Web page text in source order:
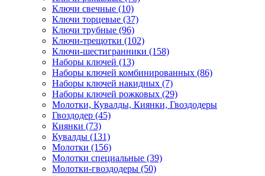
Ключи свечные (10)
Ключи торцевые (37)
Ключи трубные (96)
Ключи-трещотки (102)
Ключи-шестигранники (158)
Наборы ключей (13)
Наборы ключей комбинированных (86)
Наборы ключей накидных (7)
Наборы ключей рожковых (29)
Молотки, Кувалды, Киянки, Гвоздодеры
Гвоздодер (45)
Киянки (73)
Кувалды (131)
Молотки (156)
Молотки специальные (39)
Молотки-гвоздодеры (50)